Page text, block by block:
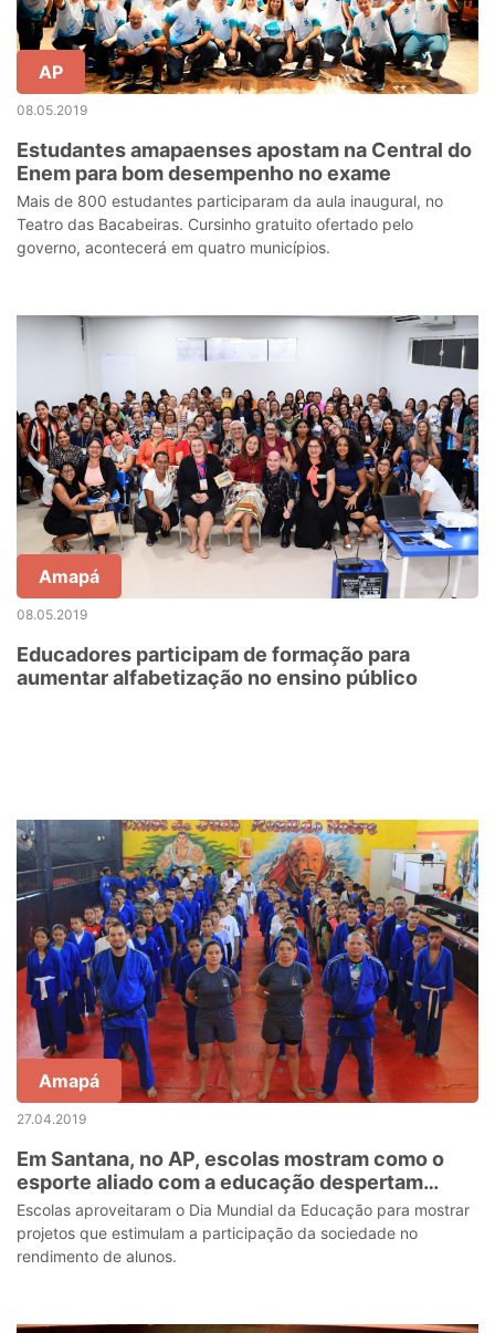
AP
08.05.2019
Estudantes amapaenses apostam na Central do
Enem para bom desempenho no exame
Mais de 800 estudantes participaram da aula inaugural, no
Teatro das Bacabeiras. Cursinho gratuito ofertado pelo
governo, acontecerá em quatro municípios.
Amapá
08.05.2019
Educadores participam de formação para
aumentar alfabetização no ensino público
Amapá
27.04.2019
Em Santana, no AP, escolas mostram como o
esporte aliado com a educação despertam
estudantes
Escolas aproveitaram o Dia Mundial da Educação para mostrar
projetos que estimulam a participação da sociedade no
rendimento de alunos.